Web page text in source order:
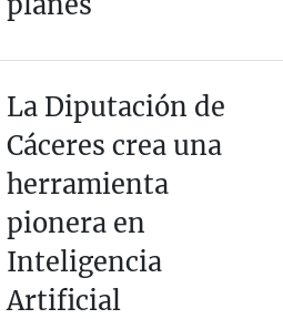
La Diputación de
Cáceres crea una
herramienta
pionera en
Inteligencia
Artificial